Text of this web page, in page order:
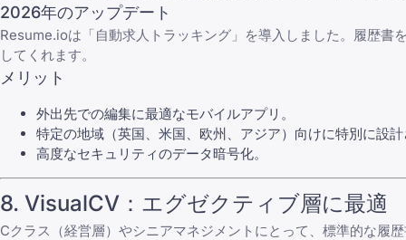
2026年のアップデート
Resume.ioは「自動求人トラッキング」を導入しました。履歴書
してくれます。
メリット
外出先での編集に最適なモバイルアプリ。
特定の地域（英国、米国、欧州、アジア）向けに特別に設
高度なセキュリティのデータ暗号化。
8. VisualCV：エグゼクティブ層に最適
Cクラス（経営層）やシニアマネジメントにとって、標準的な履